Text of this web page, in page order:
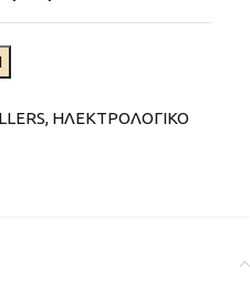
, ΗΛΕΚΤΡΟΛΟΓΙΚΟ